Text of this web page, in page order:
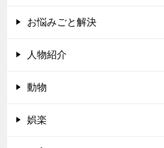
お悩みごと解決
人物紹介
動物
娯楽